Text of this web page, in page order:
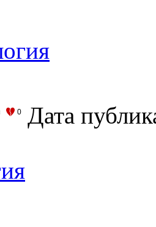
0
Дата